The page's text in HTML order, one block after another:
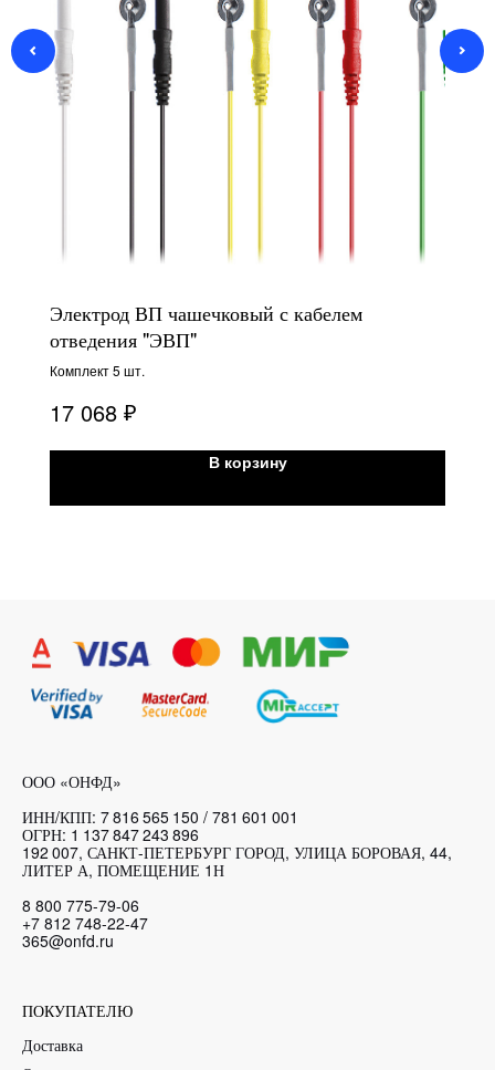
Электрод ВП чашечковый с кабелем
отведения "ЭВП"
Комплект 5 шт.
17 068 ₽
В корзину
ООО «ОНФД»
ИНН/КПП: 7 816 565 150 / 781 601 001
ОГРН: 1 137 847 243 896
192 007, САНКТ-ПЕТЕРБУРГ ГОРОД, УЛИЦА БОРОВАЯ, 44,
ЛИТЕР А, ПОМЕЩЕНИЕ 1Н
8 800 775-79-06
+7 812 748-22-47
365@onfd.ru
ПОКУПАТЕЛЮ
Доставка